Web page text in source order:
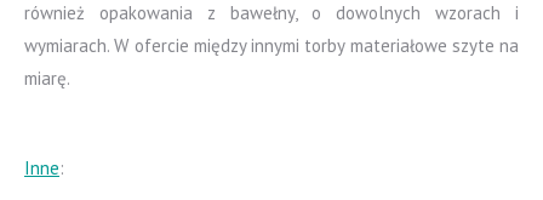
również opakowania z bawełny, o dowolnych wzorach i
wymiarach. W ofercie między innymi torby materiałowe szyte na
miarę.
Inne: